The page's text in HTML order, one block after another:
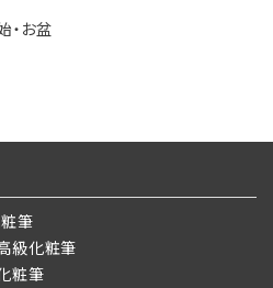
・お盆
筆
級化粧筆
粧筆